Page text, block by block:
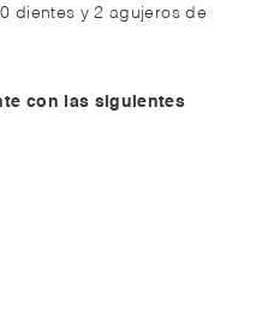
dientes y 2 agujeros de
con las siguientes